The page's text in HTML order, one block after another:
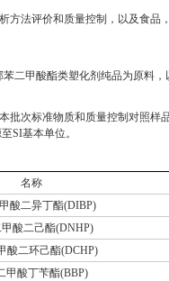
方法评价和质量控制，以及食
二甲酸酯类塑化剂纯品为原料
批次标准物质和质量控制对照
SI基本单位。
名称
酸二异丁酯(DIBP)
酸二己酯(DNHP)
酸二环己酯(DCHP)
甲酸丁苄酯(BBP)